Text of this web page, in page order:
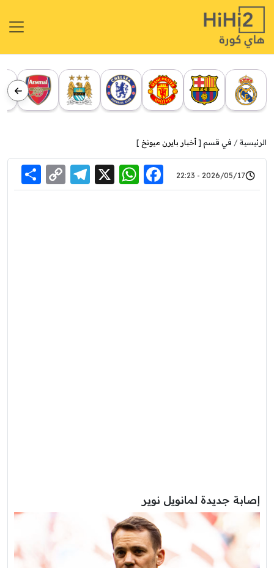
الرئيسية في قسم [ أخبار بايرن ميونخ ]
2026/05/17 - 22:23
Facebook
WhatsApp
X
Link
إصابة جديدة لمانويل نوير